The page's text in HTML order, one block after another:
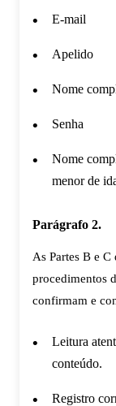
E-mail
Apelido
Nome
Senha
Nome
menor de
Parágrafo 2.
As Partes B e
procedimentos
confirmam e
Leitura
conteúdo.
Registro